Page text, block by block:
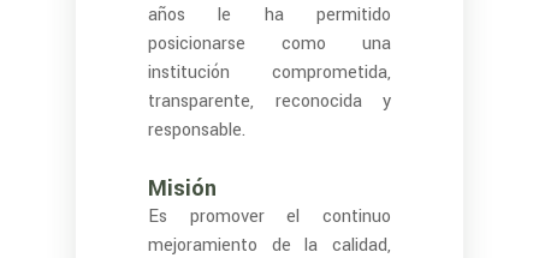
años le ha permitido
posicionarse como una
institución comprometida,
transparente, reconocida y
responsable.
Misión
Es promover el continuo
mejoramiento de la calidad,